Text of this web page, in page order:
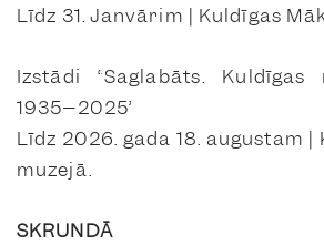
Līdz 31. Janvārim | Kuldīgas
Izstādi “Saglabāts. Kuldīgas
1935–2025”
Līdz 2026. gada 18. augustam |
muzejā.
SKRUNDĀ